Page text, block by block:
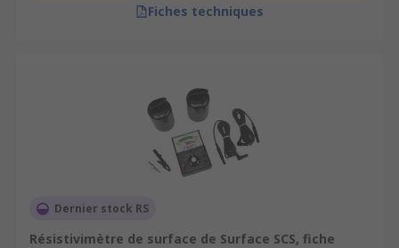
Fiches techniques
Dernier stock RS
Résistivimètre de surface de Surface SCS, fiche